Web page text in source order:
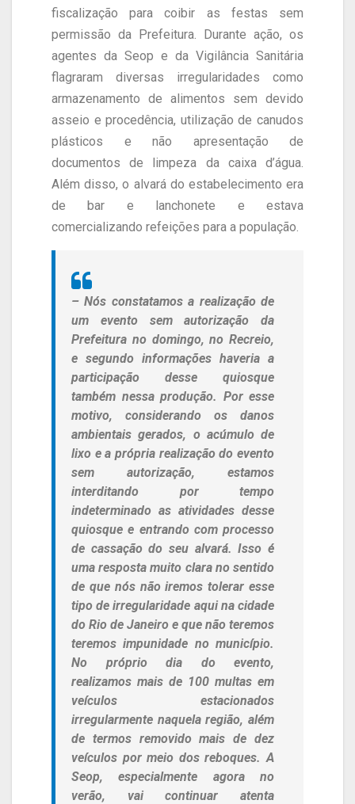
fiscalização para coibir as festas sem
permissão da Prefeitura. Durante ação, os
agentes da Seop e da Vigilância Sanitária
flagraram diversas irregularidades como
armazenamento de alimentos sem devido
asseio e procedência, utilização de canudos
plásticos e não apresentação de
documentos de limpeza da caixa d’água.
Além disso, o alvará do estabelecimento era
de bar e lanchonete e estava
comercializando refeições para a população.
– Nós constatamos a realização de
um evento sem autorização da
Prefeitura no domingo, no Recreio,
e segundo informações haveria a
participação desse quiosque
também nessa produção. Por esse
motivo, considerando os danos
ambientais gerados, o acúmulo de
lixo e a própria realização do evento
sem autorização, estamos
interditando por tempo
indeterminado as atividades desse
quiosque e entrando com processo
de cassação do seu alvará. Isso é
uma resposta muito clara no sentido
de que nós não iremos tolerar esse
tipo de irregularidade aqui na cidade
do Rio de Janeiro e que não teremos
teremos impunidade no município.
No próprio dia do evento,
realizamos mais de 100 multas em
veículos estacionados
irregularmente naquela região, além
de termos removido mais de dez
veículos por meio dos reboques. A
Seop, especialmente agora no
verão, vai continuar atenta